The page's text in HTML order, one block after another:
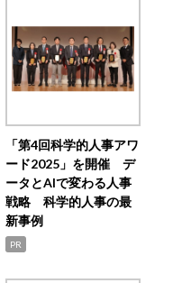
「第4回科学的人事アワ
ード2025」を開催 デ
ータとAIで変わる人事
戦略 科学的人事の最
新事例
PR